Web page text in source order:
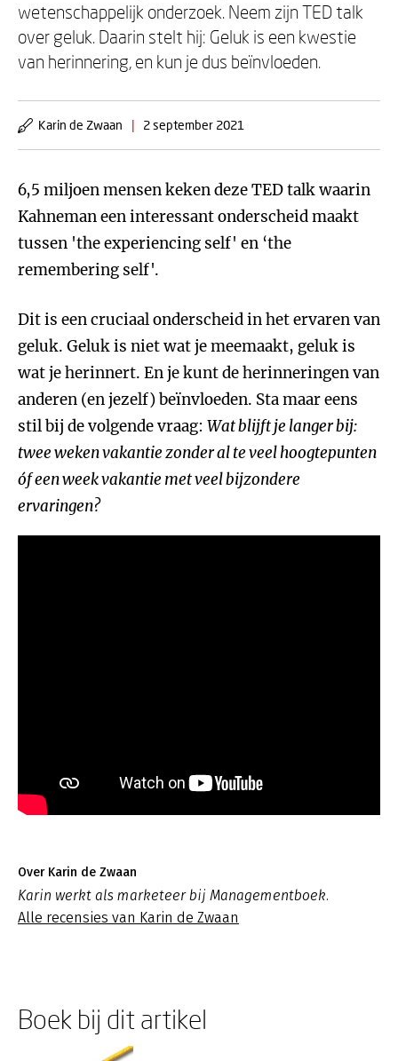
wetenschappelijk onderzoek. Neem zijn TED talk
over geluk. Daarin stelt hij: Geluk is een kwestie
van herinnering, en kun je dus beïnvloeden.
Karin de Zwaan | 2 september 2021
6,5 miljoen mensen keken deze TED talk waarin
Kahneman een interessant onderscheid maakt
tussen 'the experiencing self' en ‘the
remembering self'.
Dit is een cruciaal onderscheid in het ervaren van
geluk. Geluk is niet wat je meemaakt, geluk is
wat je herinnert. En je kunt de herinneringen van
anderen (en jezelf) beïnvloeden. Sta maar eens
stil bij de volgende vraag: Wat blijft je langer bij:
twee weken vakantie zonder al te veel hoogtepunten
óf een week vakantie met veel bijzondere
ervaringen?
Over Karin de Zwaan
Karin werkt als marketeer bij Managementboek.
Alle recensies van Karin de Zwaan
Boek bij dit artikel